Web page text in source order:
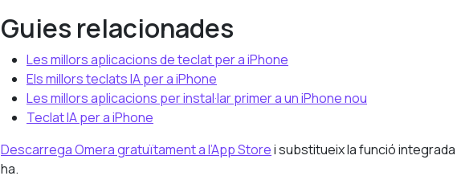
Guies relacionades
Les millors aplicacions de teclat per a iPhone
Els millors teclats IA per a iPhone
Les millors aplicacions per instal·lar primer a un iPhone nou
Teclat IA per a iPhone
Descarrega Omera gratuïtament a l’App Storei substitueix la funció
ha.